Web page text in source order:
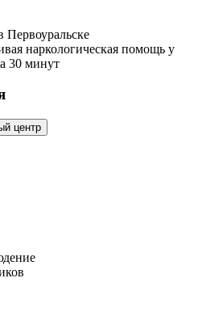
Первоуральске
наркологическая помощь у
30 минут
центр